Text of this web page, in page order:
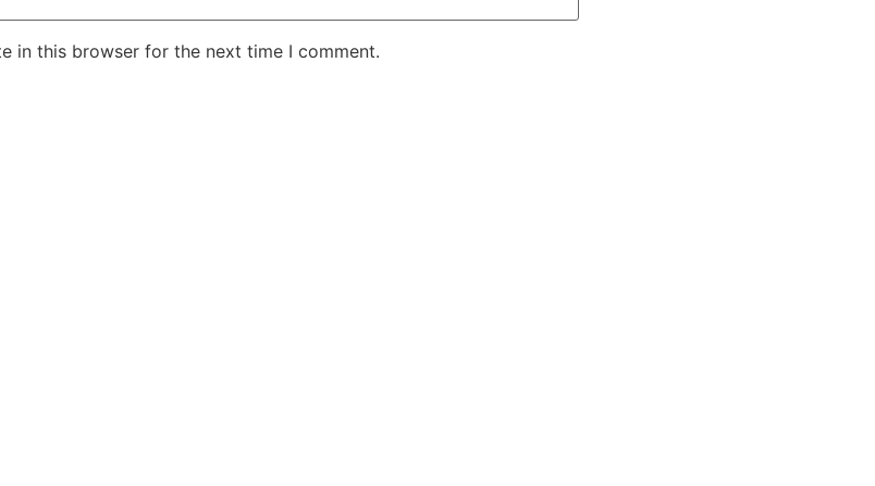
in this browser for the next time I comment.